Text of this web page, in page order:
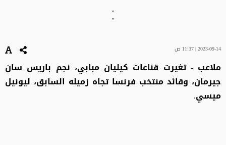
"
"
2023-09-14 | 11:37 ص
ملاعب - تغيرت قناعات كيليان مبابي، نجم باريس سان
جيرمان، وقائد منتخب فرنسا تجاه زميله السابق، ليونيل
ميسي.